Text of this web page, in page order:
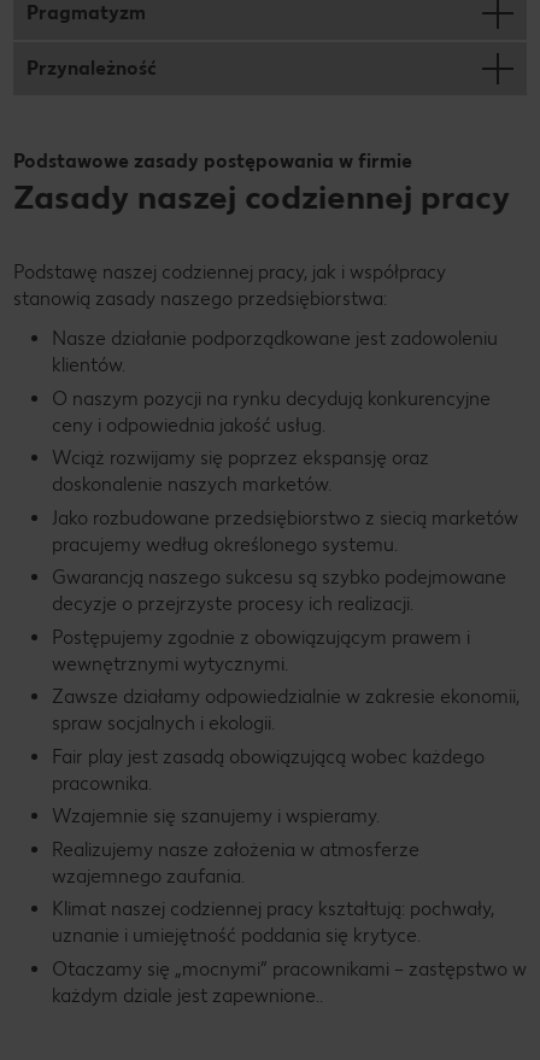
Pragmatyzm
Przynależność
Podstawowe zasady postępowania w firmie
Zasady naszej codziennej pracy
Podstawę naszej codziennej pracy, jak i współpracy
stanowią zasady naszego przedsiębiorstwa:
Nasze działanie podporządkowane jest zadowoleniu
klientów.
O naszym pozycji na rynku decydują konkurencyjne
ceny i odpowiednia jakość usług.
Wciąż rozwijamy się poprzez ekspansję oraz
doskonalenie naszych marketów.
Jako rozbudowane przedsiębiorstwo z siecią marketów
pracujemy według określonego systemu.
Gwarancją naszego sukcesu są szybko podejmowane
decyzje o przejrzyste procesy ich realizacji.
Postępujemy zgodnie z obowiązującym prawem i
wewnętrznymi wytycznymi.
Zawsze działamy odpowiedzialnie w zakresie ekonomii,
spraw socjalnych i ekologii.
Fair play jest zasadą obowiązującą wobec każdego
pracownika.
Wzajemnie się szanujemy i wspieramy.
Realizujemy nasze założenia w atmosferze
wzajemnego zaufania.
Klimat naszej codziennej pracy kształtują: pochwały,
uznanie i umiejętność poddania się krytyce.
Otaczamy się „mocnymi“ pracownikami – zastępstwo w
każdym dziale jest zapewnione..